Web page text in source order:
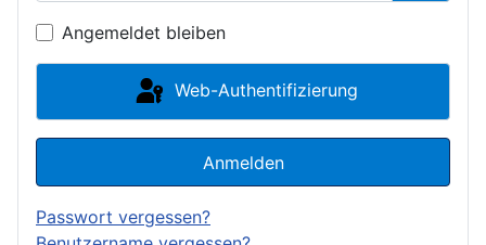
Angemeldet bleiben
Web-Authentifizierung
Anmelden
Passwort vergessen?